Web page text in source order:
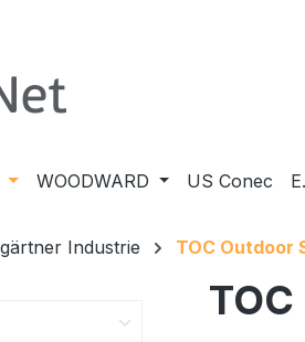
WOODWARD US Conec
Industrie TOC Outdoor